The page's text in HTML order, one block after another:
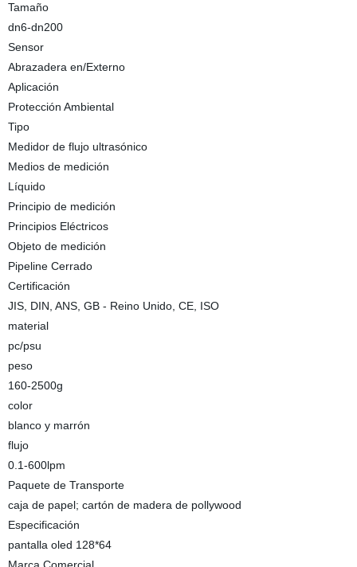
Tamaño
dn6-dn200
Sensor
Abrazadera en/Externo
Aplicación
Protección Ambiental
Tipo
Medidor de flujo ultrasónico
Medios de medición
Líquido
Principio de medición
Principios Eléctricos
Objeto de medición
Pipeline Cerrado
Certificación
JIS, DIN, ANS, GB - Reino Unido, CE, ISO
material
pc/psu
peso
160-2500g
color
blanco y marrón
flujo
0.1-600lpm
Paquete de Transporte
caja de papel; cartón de madera de pollywood
Especificación
pantalla oled 128*64